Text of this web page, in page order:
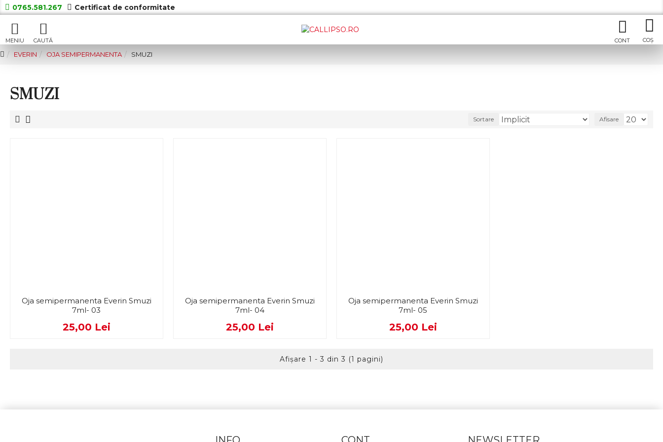
0765.581.267 Certificat de conformitate
EVERIN OJA SEMIPERMANENTA SMUZI
SMUZI
Sortare Afisare
Oja semipermanenta Everin Smuzi
7ml- 03
25,00 Lei
Oja semipermanenta Everin Smuzi
7ml- 04
25,00 Lei
Oja semipermanenta Everin Smuzi
7ml- 05
25,00 Lei
Afişare 1 - 3 din 3 (1 pagini)